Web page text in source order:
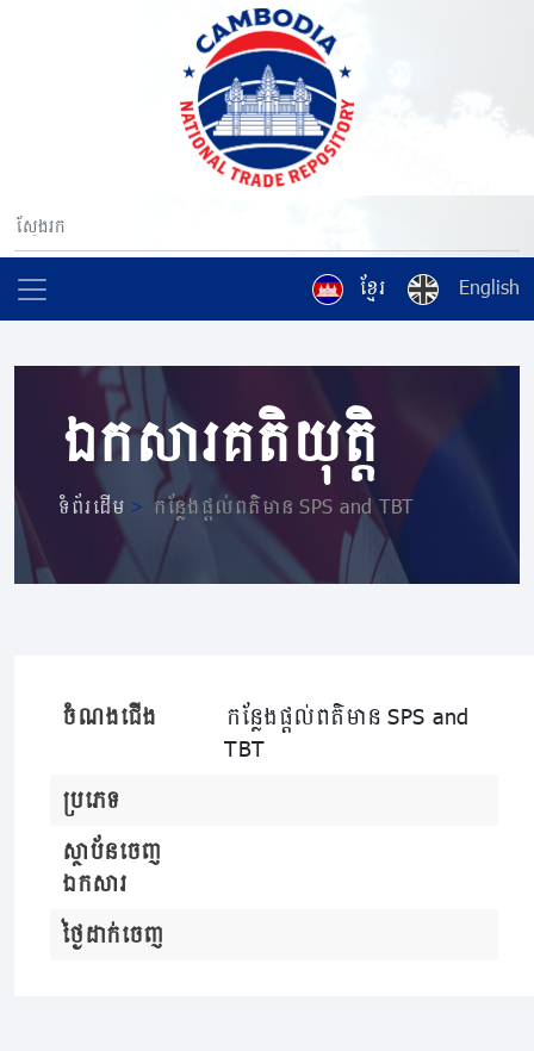
ខ្មែរ English
ឯកសារគតិយុត្តិ
ទំព័រដើម> កន្លែងផ្តល់ពត៌មាន SPS and TBT
ចំណងជើង
កន្លែងផ្តល់ពត៌មាន SPS and
TBT
ប្រភេទ
ស្ថាប័នចេញ
ឯកសារ
ថ្ងៃដាក់ចេញ